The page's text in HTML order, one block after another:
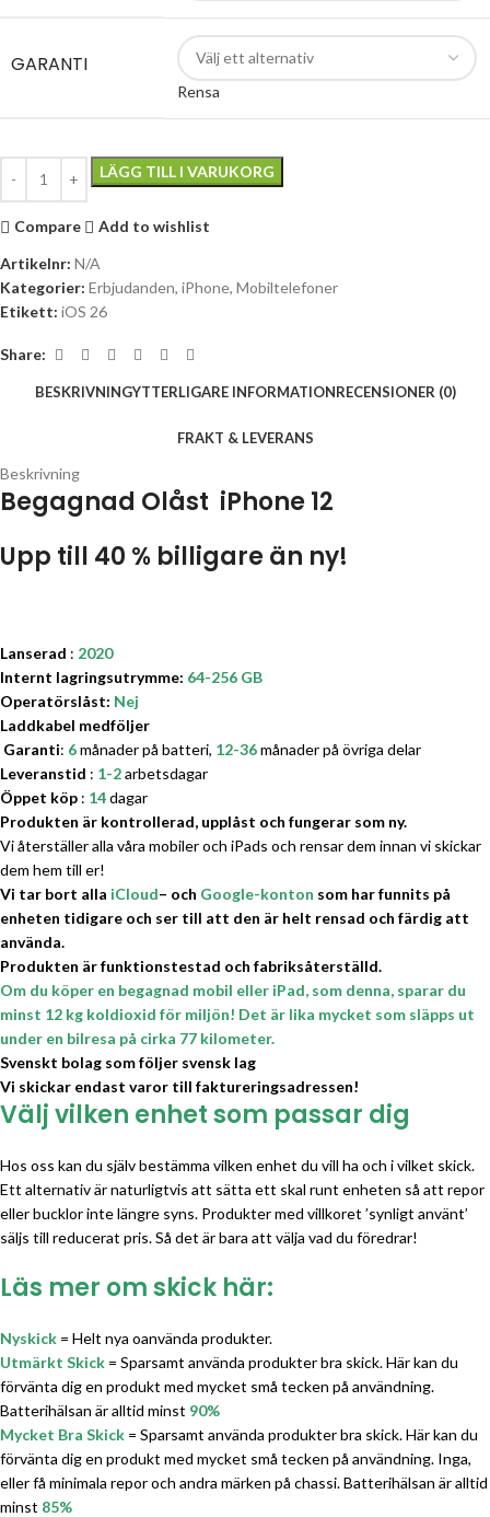
GARANTI
Rensa
LÄGG TILL I VARUKORG
Compare
Add to wishlist
Artikelnr: N/A
Kategorier: Erbjudanden, iPhone, Mobiltelefoner
Etikett: iOS 26
Share:
BESKRIVNINGYTTERLIGARE INFORMATIONRECENSIONER (0)
FRAKT & LEVERANS
Beskrivning
Begagnad Olåst iPhone 12
Upp till 40 % billigare än ny!
Lanserad : 2020
Internt lagringsutrymme: 64-256 GB
Operatörslåst: Nej
Laddkabel medföljer
Garanti: 6månader på batteri, 12-36månader på övriga delar
Leveranstid : 1-2arbetsdagar
Öppet köp : 14dagar
Produkten är kontrollerad, upplåst och fungerar som ny.
Vi återställer alla våra mobiler och iPads och rensar dem innan vi skickar
dem hem till er!
Vi tar bort alla iCloud– och Google-konton som har funnits på
enheten tidigare och ser till att den är helt rensad och färdig att
använda.
Produkten är funktionstestad och fabriksåterställd.
Om du köper en begagnad mobil eller iPad, som denna, sparar du
minst 12 kg koldioxid för miljön! Det är lika mycket som släpps ut
under en bilresa på cirka 77 kilometer.
Svenskt bolag som följer svensk lag
Vi skickar endast varor till faktureringsadressen!
Välj vilken enhet som passar dig
Hos oss kan du själv bestämma vilken enhet du vill ha och i vilket skick.
Ett alternativ är naturligtvis att sätta ett skal runt enheten så att repor
eller bucklor inte längre syns. Produkter med villkoret ’synligt använt’
säljs till reducerat pris. Så det är bara att välja vad du föredrar!
Läs mer om skick här:
Nyskick = Helt nya oanvända produkter.
Utmärkt Skick = Sparsamt använda produkter bra skick. Här kan du
förvänta dig en produkt med mycket små tecken på användning.
Batterihälsan är alltid minst 90%
Mycket Bra Skick = Sparsamt använda produkter bra skick. Här kan du
förvänta dig en produkt med mycket små tecken på användning. Inga,
eller få minimala repor och andra märken på chassi. Batterihälsan är alltid
minst 85%